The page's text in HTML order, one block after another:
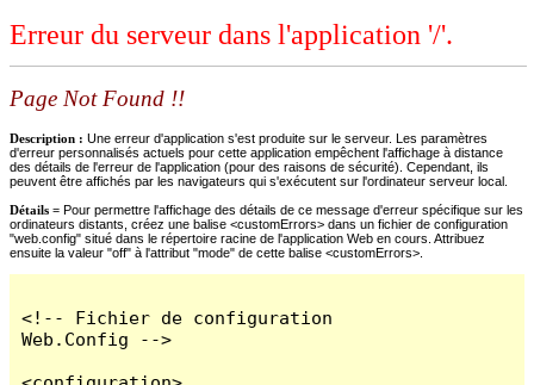
Erreur du serveur dans l'application '/'.
Page Not Found !!
Description : Une erreur d'application s'est produite sur le serveur. Les paramètres
d'erreur personnalisés actuels pour cette application empêchent l'affichage à distance
des détails de l'erreur de l'application (pour des raisons de sécurité). Cependant, ils
peuvent être affichés par les navigateurs qui s'exécutent sur l'ordinateur serveur local.
Détails = Pour permettre l'affichage des détails de ce message d'erreur spécifique sur les
ordinateurs distants, créez une balise <customErrors> dans un fichier de configuration
"web.config" situé dans le répertoire racine de l'application Web en cours. Attribuez
ensuite la valeur "off" à l'attribut "mode" de cette balise <customErrors>.
<!-- Fichier de configuration
Web.Config -->